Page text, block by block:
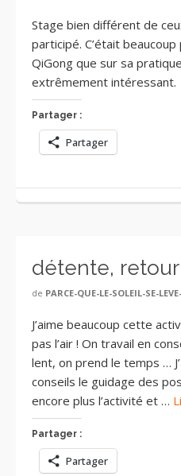
Stage bien différent de
participé. C’était
QiGong que sur sa
extrêmement intéressant.
Partager :
Partager
détente, retour
de PARCE-QUE-LE-SOLEIL-SE-
J’aime beaucoup cette
pas l’air ! On travail en
lent, on prend le temps …
conseils le guidage des
encore plus l’activité et …
Partager :
Partager